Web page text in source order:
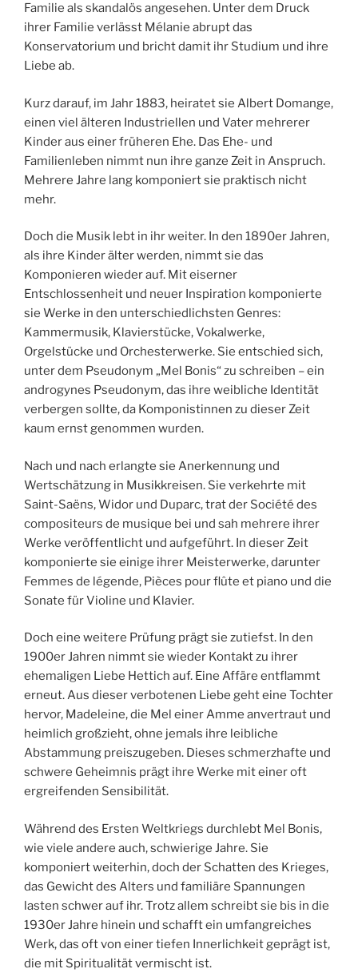
Familie als skandalös angesehen. Unter dem Druck
ihrer Familie verlässt Mélanie abrupt das
Konservatorium und bricht damit ihr Studium und ihre
Liebe ab.
Kurz darauf, im Jahr 1883, heiratet sie Albert Domange,
einen viel älteren Industriellen und Vater mehrerer
Kinder aus einer früheren Ehe. Das Ehe- und
Familienleben nimmt nun ihre ganze Zeit in Anspruch.
Mehrere Jahre lang komponiert sie praktisch nicht
mehr.
Doch die Musik lebt in ihr weiter. In den 1890er Jahren,
als ihre Kinder älter werden, nimmt sie das
Komponieren wieder auf. Mit eiserner
Entschlossenheit und neuer Inspiration komponierte
sie Werke in den unterschiedlichsten Genres:
Kammermusik, Klavierstücke, Vokalwerke,
Orgelstücke und Orchesterwerke. Sie entschied sich,
unter dem Pseudonym „Mel Bonis“ zu schreiben – ein
androgynes Pseudonym, das ihre weibliche Identität
verbergen sollte, da Komponistinnen zu dieser Zeit
kaum ernst genommen wurden.
Nach und nach erlangte sie Anerkennung und
Wertschätzung in Musikkreisen. Sie verkehrte mit
Saint-Saëns, Widor und Duparc, trat der Société des
compositeurs de musique bei und sah mehrere ihrer
Werke veröffentlicht und aufgeführt. In dieser Zeit
komponierte sie einige ihrer Meisterwerke, darunter
Femmes de légende, Pièces pour flûte et piano und die
Sonate für Violine und Klavier.
Doch eine weitere Prüfung prägt sie zutiefst. In den
1900er Jahren nimmt sie wieder Kontakt zu ihrer
ehemaligen Liebe Hettich auf. Eine Affäre entflammt
erneut. Aus dieser verbotenen Liebe geht eine Tochter
hervor, Madeleine, die Mel einer Amme anvertraut und
heimlich großzieht, ohne jemals ihre leibliche
Abstammung preiszugeben. Dieses schmerzhafte und
schwere Geheimnis prägt ihre Werke mit einer oft
ergreifenden Sensibilität.
Während des Ersten Weltkriegs durchlebt Mel Bonis,
wie viele andere auch, schwierige Jahre. Sie
komponiert weiterhin, doch der Schatten des Krieges,
das Gewicht des Alters und familiäre Spannungen
lasten schwer auf ihr. Trotz allem schreibt sie bis in die
1930er Jahre hinein und schafft ein umfangreiches
Werk, das oft von einer tiefen Innerlichkeit geprägt ist,
die mit Spiritualität vermischt ist.